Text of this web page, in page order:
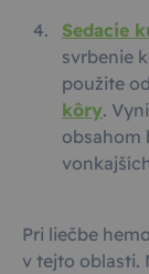
Sedacie
svrbenie
použite
kôry.
obsahom
Pri liečbe
v tejto oblasti.